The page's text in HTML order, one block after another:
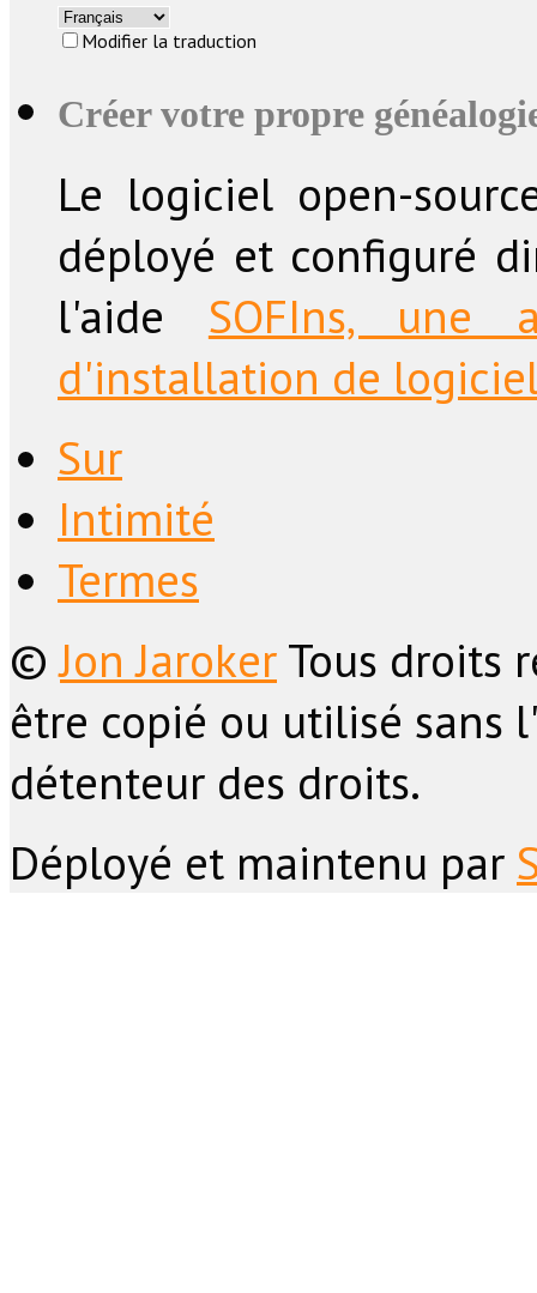
Modifier la traduction
Créer votre propre
Le logiciel open-
déployé et configuré
l'aide SOFIns, une
d'installation de
Sur
Intimité
Termes
©Jon JarokerTous droits
être copié ou utilisé sans
détenteur des droits.
Déployé et maintenu par